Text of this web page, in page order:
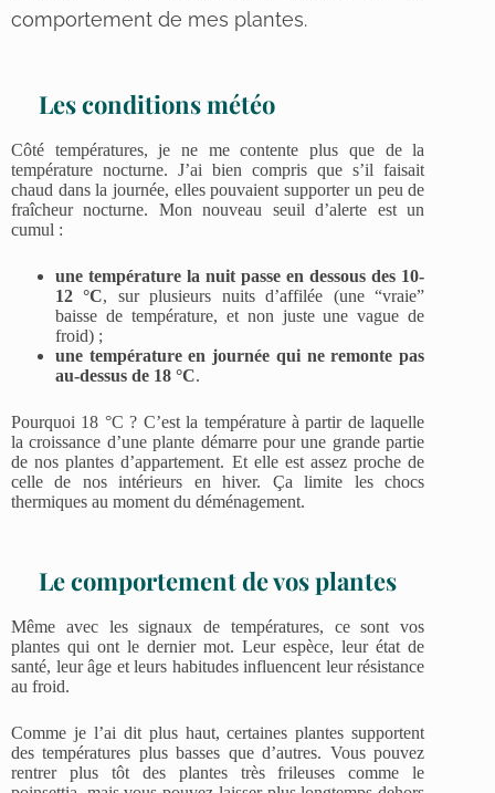
comportement de mes plantes.
Les conditions météo
Côté températures, je ne me contente plus que de la
température nocturne. J’ai bien compris que s’il faisait
chaud dans la journée, elles pouvaient supporter un peu de
fraîcheur nocturne. Mon nouveau seuil d’alerte est un
cumul :
une température la nuit passe en dessous des 10-
12 °C, sur plusieurs nuits d’affilée (une “vraie”
baisse de température, et non juste une vague de
froid) ;
une température en journée qui ne remonte pas
au-dessus de 18 °C.
Pourquoi 18 °C ? C’est la température à partir de laquelle
la croissance d’une plante démarre pour une grande partie
de nos plantes d’appartement. Et elle est assez proche de
celle de nos intérieurs en hiver. Ça limite les chocs
thermiques au moment du déménagement.
Le comportement de vos plantes
Même avec les signaux de températures, ce sont vos
plantes qui ont le dernier mot. Leur espèce, leur état de
santé, leur âge et leurs habitudes influencent leur résistance
au froid.
Comme je l’ai dit plus haut, certaines plantes supportent
des températures plus basses que d’autres. Vous pouvez
rentrer plus tôt des plantes très frileuses comme le